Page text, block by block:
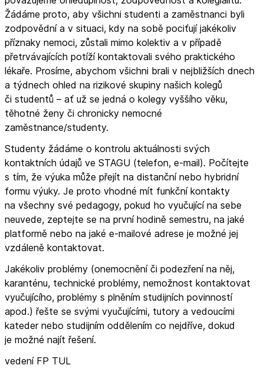
Žádáme proto, aby všichni studenti a zaměstnanci byli
zodpovědní a v situaci, kdy na sobě pociťují jakékoliv
příznaky nemoci, zůstali mimo kolektiv a v případě
přetrvávajících potíží kontaktovali svého praktického
lékaře. Prosíme, abychom všichni brali v nejbližších dnech
a týdnech ohled na rizikové skupiny našich kolegů
či studentů – ať už se jedná o kolegy vyššího věku,
těhotné ženy či chronicky nemocné
zaměstnance/studenty.
Studenty žádáme o kontrolu aktuálnosti svých
kontaktních údajů ve STAGU (telefon, e-mail). Počítejte
s tím, že výuka může přejít na distanční nebo hybridní
formu výuky. Je proto vhodné mít funkční kontakty
na všechny své pedagogy, pokud ho vyučující na sebe
neuvede, zeptejte se na první hodině semestru, na jaké
platformě nebo na jaké e-mailové adrese je možné jej
vzdáleně kontaktovat.
Jakékoliv problémy (onemocnění či podezření na něj,
karanténu, technické problémy, nemožnost kontaktovat
vyučujícího, problémy s plněním studijních povinností
apod.) řešte se svými vyučujícími, tutory a vedoucími
kateder nebo studijním oddělením co nejdříve, dokud
je možné najít řešení.
vedení FP TUL